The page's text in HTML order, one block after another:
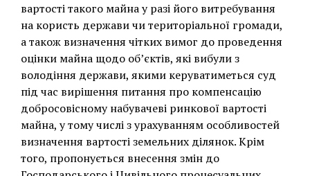
вартості такого майна у разі його витребування
на користь держави чи територіальної громади,
а також визначення чітких вимог до проведення
оцінки майна щодо об’єктів, які вибули з
володіння держави, якими керуватиметься суд
під час вирішення питання про компенсацію
добросовісному набувачеві ринкової вартості
майна, у тому числі з урахуванням особливостей
визначення вартості земельних ділянок. Крім
того, пропонується внесення змін до